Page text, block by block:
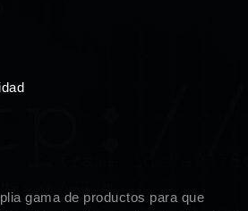
gama de productos para que